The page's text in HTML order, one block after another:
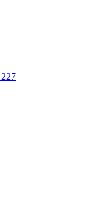
227